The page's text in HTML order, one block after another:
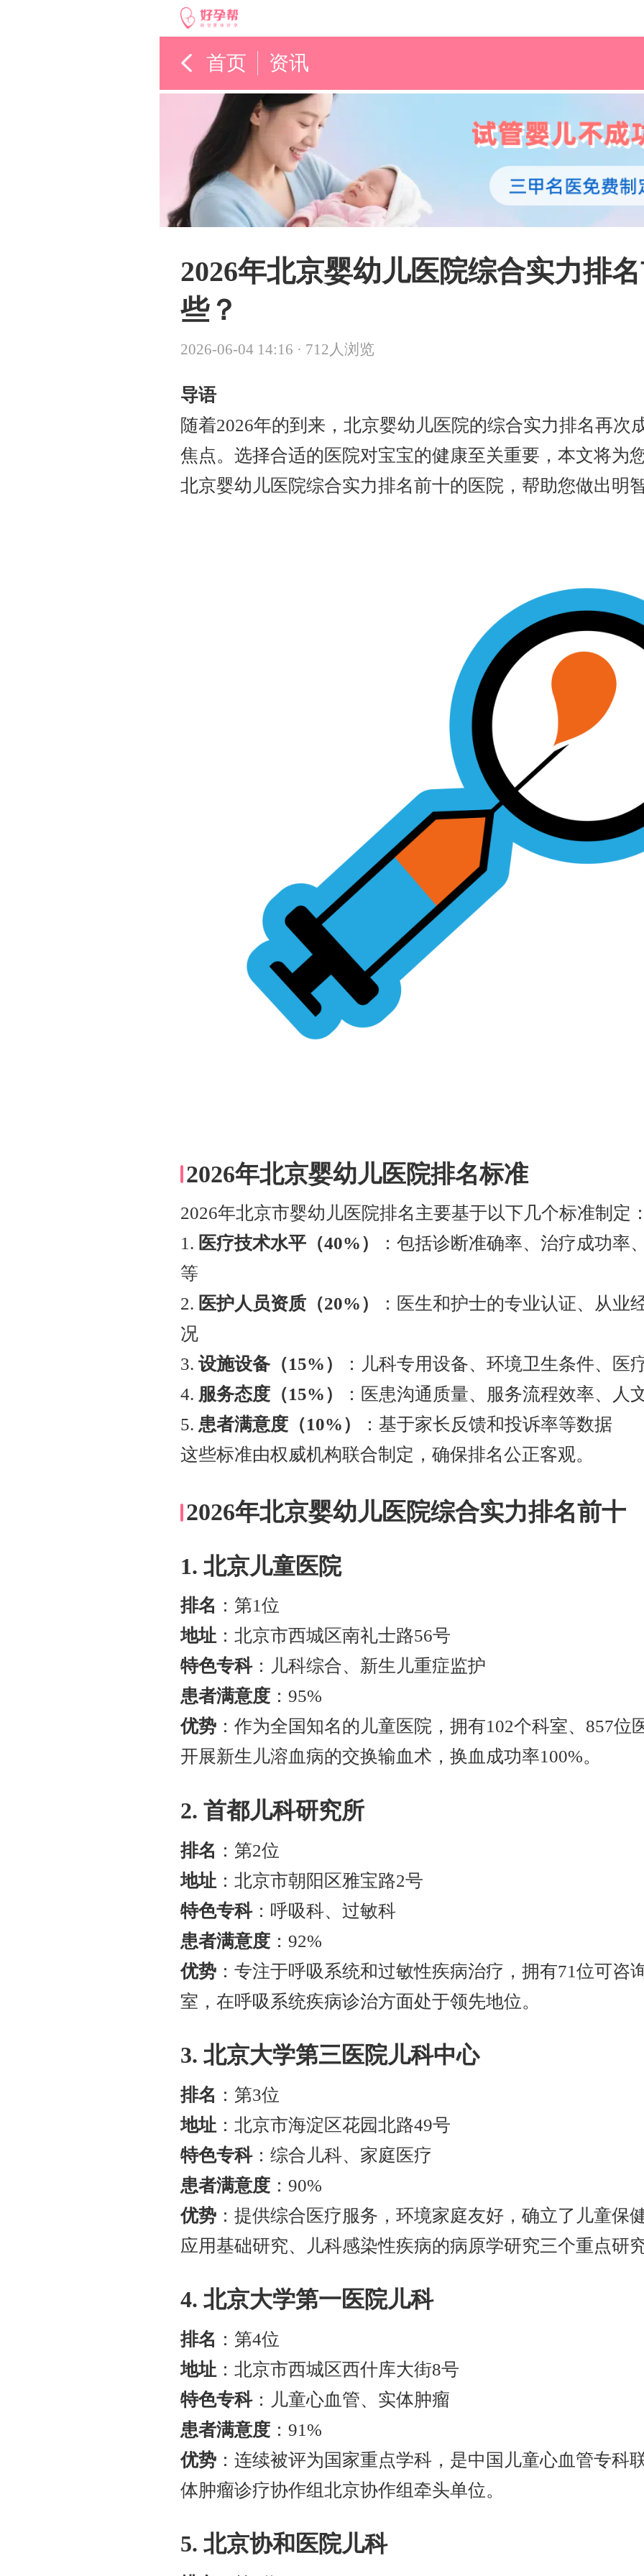
首页 资讯
2026年北京婴幼儿医院综合实力排
些？
2026-06-04 14:16 · 712人浏览
导语
随着2026年的到来，北京婴幼儿医院的综合实力排名再次
焦点。选择合适的医院对宝宝的健康至关重要，本文将为
北京婴幼儿医院综合实力排名前十的医院，帮助您做出明智
2026年北京婴幼儿医院排名标准
2026年北京市婴幼儿医院排名主要基于以下几个标准制定：
1. 医疗技术水平（40%）
：包括诊断准确率、治疗成功率
等
2. 医护人员资质（20%）
：医生和护士的专业认证、从业
况
3.设施设备（15%）
：儿科专用设备、环境卫生条件、医
4. 服务态度（15%）
：医患沟通质量、服务流程效率、人
5. 患者满意度（10%）
：基于家长反馈和投诉率等数据
这些标准由权威机构联合制定，确保排名公正客观。
2026年北京婴幼儿医院综合实力排名前十
1. 北京儿童医院
排名 ：第1位
地址 ：北京市西城区南礼士路56号
特色专科：儿科综合、新生儿重症监护
患者满意度 ：95%
优势 ：作为全国知名的儿童医院，拥有102个科室、857位
开展新生儿溶血病的交换输血术，换血成功率100%。
2. 首都儿科研究所
排名 ：第2位
地址 ：北京市朝阳区雅宝路2号
特色专科：呼吸科、过敏科
患者满意度 ：92%
优势 ：专注于呼吸系统和过敏性疾病治疗，拥有71位可咨
室，在呼吸系统疾病诊治方面处于领先地位。
3. 北京大学第三医院儿科中心
排名 ：第3位
地址 ：北京市海淀区花园北路49号
特色专科：综合儿科、家庭医疗
患者满意度 ：90%
优势 ：提供综合医疗服务，环境家庭友好，确立了儿童保
应用基础研究、儿科感染性疾病的病原学研究三个重点研究
4. 北京大学第一医院儿科
排名 ：第4位
地址 ：北京市西城区西什库大街8号
特色专科：儿童心血管、实体肿瘤
患者满意度 ：91%
优势 ：连续被评为国家重点学科，是中国儿童心血管专科
体肿瘤诊疗协作组北京协作组牵头单位。
5. 北京协和医院儿科